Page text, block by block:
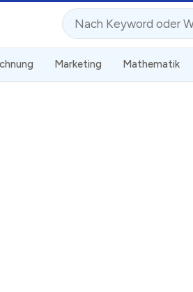
Suche
Marketing Mathematik